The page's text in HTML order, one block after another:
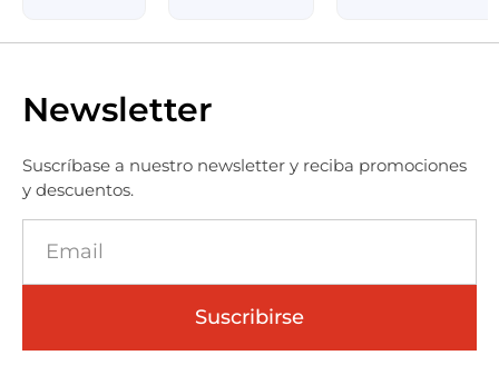
Newsletter
Suscríbase a nuestro newsletter y reciba promociones
y descuentos.
Suscribirse